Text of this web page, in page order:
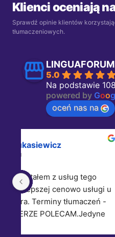
Klienci oceniają
Sprawdź opinie klientów
tłumaczeniowych.
LINGUAFORUM
5.0
Na podstawie
powered by Goog
oceń nas na
Adam Koćwin
OK